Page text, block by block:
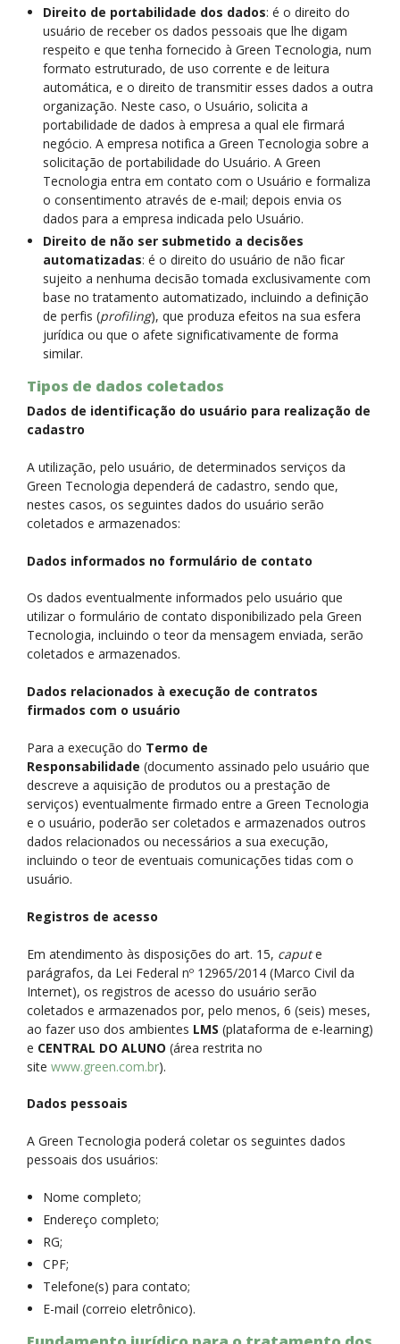
Direito de portabilidade dos dados: é o direito do
usuário de receber os dados pessoais que lhe digam
respeito e que tenha fornecido à Green Tecnologia, num
formato estruturado, de uso corrente e de leitura
automática, e o direito de transmitir esses dados a outra
organização. Neste caso, o Usuário, solicita a
portabilidade de dados à empresa a qual ele firmará
negócio. A empresa notifica a Green Tecnologia sobre a
solicitação de portabilidade do Usuário. A Green
Tecnologia entra em contato com o Usuário e formaliza
o consentimento através de e-mail; depois envia os
dados para a empresa indicada pelo Usuário.
Direito de não ser submetido a decisões
automatizadas: é o direito do usuário de não ficar
sujeito a nenhuma decisão tomada exclusivamente com
base no tratamento automatizado, incluindo a definição
de perfis (profiling), que produza efeitos na sua esfera
jurídica ou que o afete significativamente de forma
similar.
Tipos de dados coletados
Dados de identificação do usuário para realização de
cadastro
A utilização, pelo usuário, de determinados serviços da
Green Tecnologia dependerá de cadastro, sendo que,
nestes casos, os seguintes dados do usuário serão
coletados e armazenados:
Dados informados no formulário de contato
Os dados eventualmente informados pelo usuário que
utilizar o formulário de contato disponibilizado pela Green
Tecnologia, incluindo o teor da mensagem enviada, serão
coletados e armazenados.
Dados relacionados à execução de contratos
firmados com o usuário
Para a execução do Termo de
Responsabilidade (documento assinado pelo usuário que
descreve a aquisição de produtos ou a prestação de
serviços) eventualmente firmado entre a Green Tecnologia
e o usuário, poderão ser coletados e armazenados outros
dados relacionados ou necessários a sua execução,
incluindo o teor de eventuais comunicações tidas com o
usuário.
Registros de acesso
Em atendimento às disposições do art. 15, capute
parágrafos, da Lei Federal nº 12965/2014 (Marco Civil da
Internet), os registros de acesso do usuário serão
coletados e armazenados por, pelo menos, 6 (seis) meses,
ao fazer uso dos ambientes LMS (plataforma de e-learning)
e CENTRAL DO ALUNO (área restrita no
site www.green.com.br).
Dados pessoais
A Green Tecnologia poderá coletar os seguintes dados
pessoais dos usuários:
Nome completo;
Endereço completo;
RG;
CPF;
Telefone(s) para contato;
E-mail (correio eletrônico).